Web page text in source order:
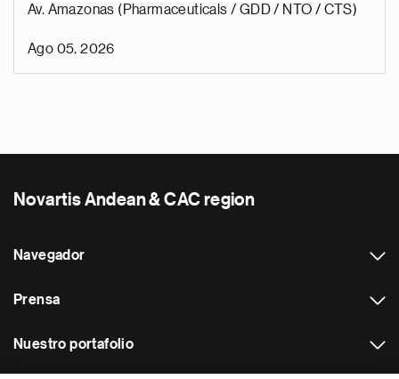
Av. Amazonas (Pharmaceuticals / GDD / NTO / CTS)
Ago 05, 2026
Novartis Andean & CAC region
Navegador
Prensa
Nuestro portafolio